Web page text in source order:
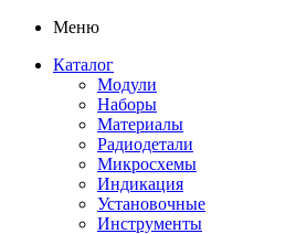
Меню
Каталог
Модули
Наборы
Материалы
Радиодетали
Микросхемы
Индикация
Установочные
Инструменты